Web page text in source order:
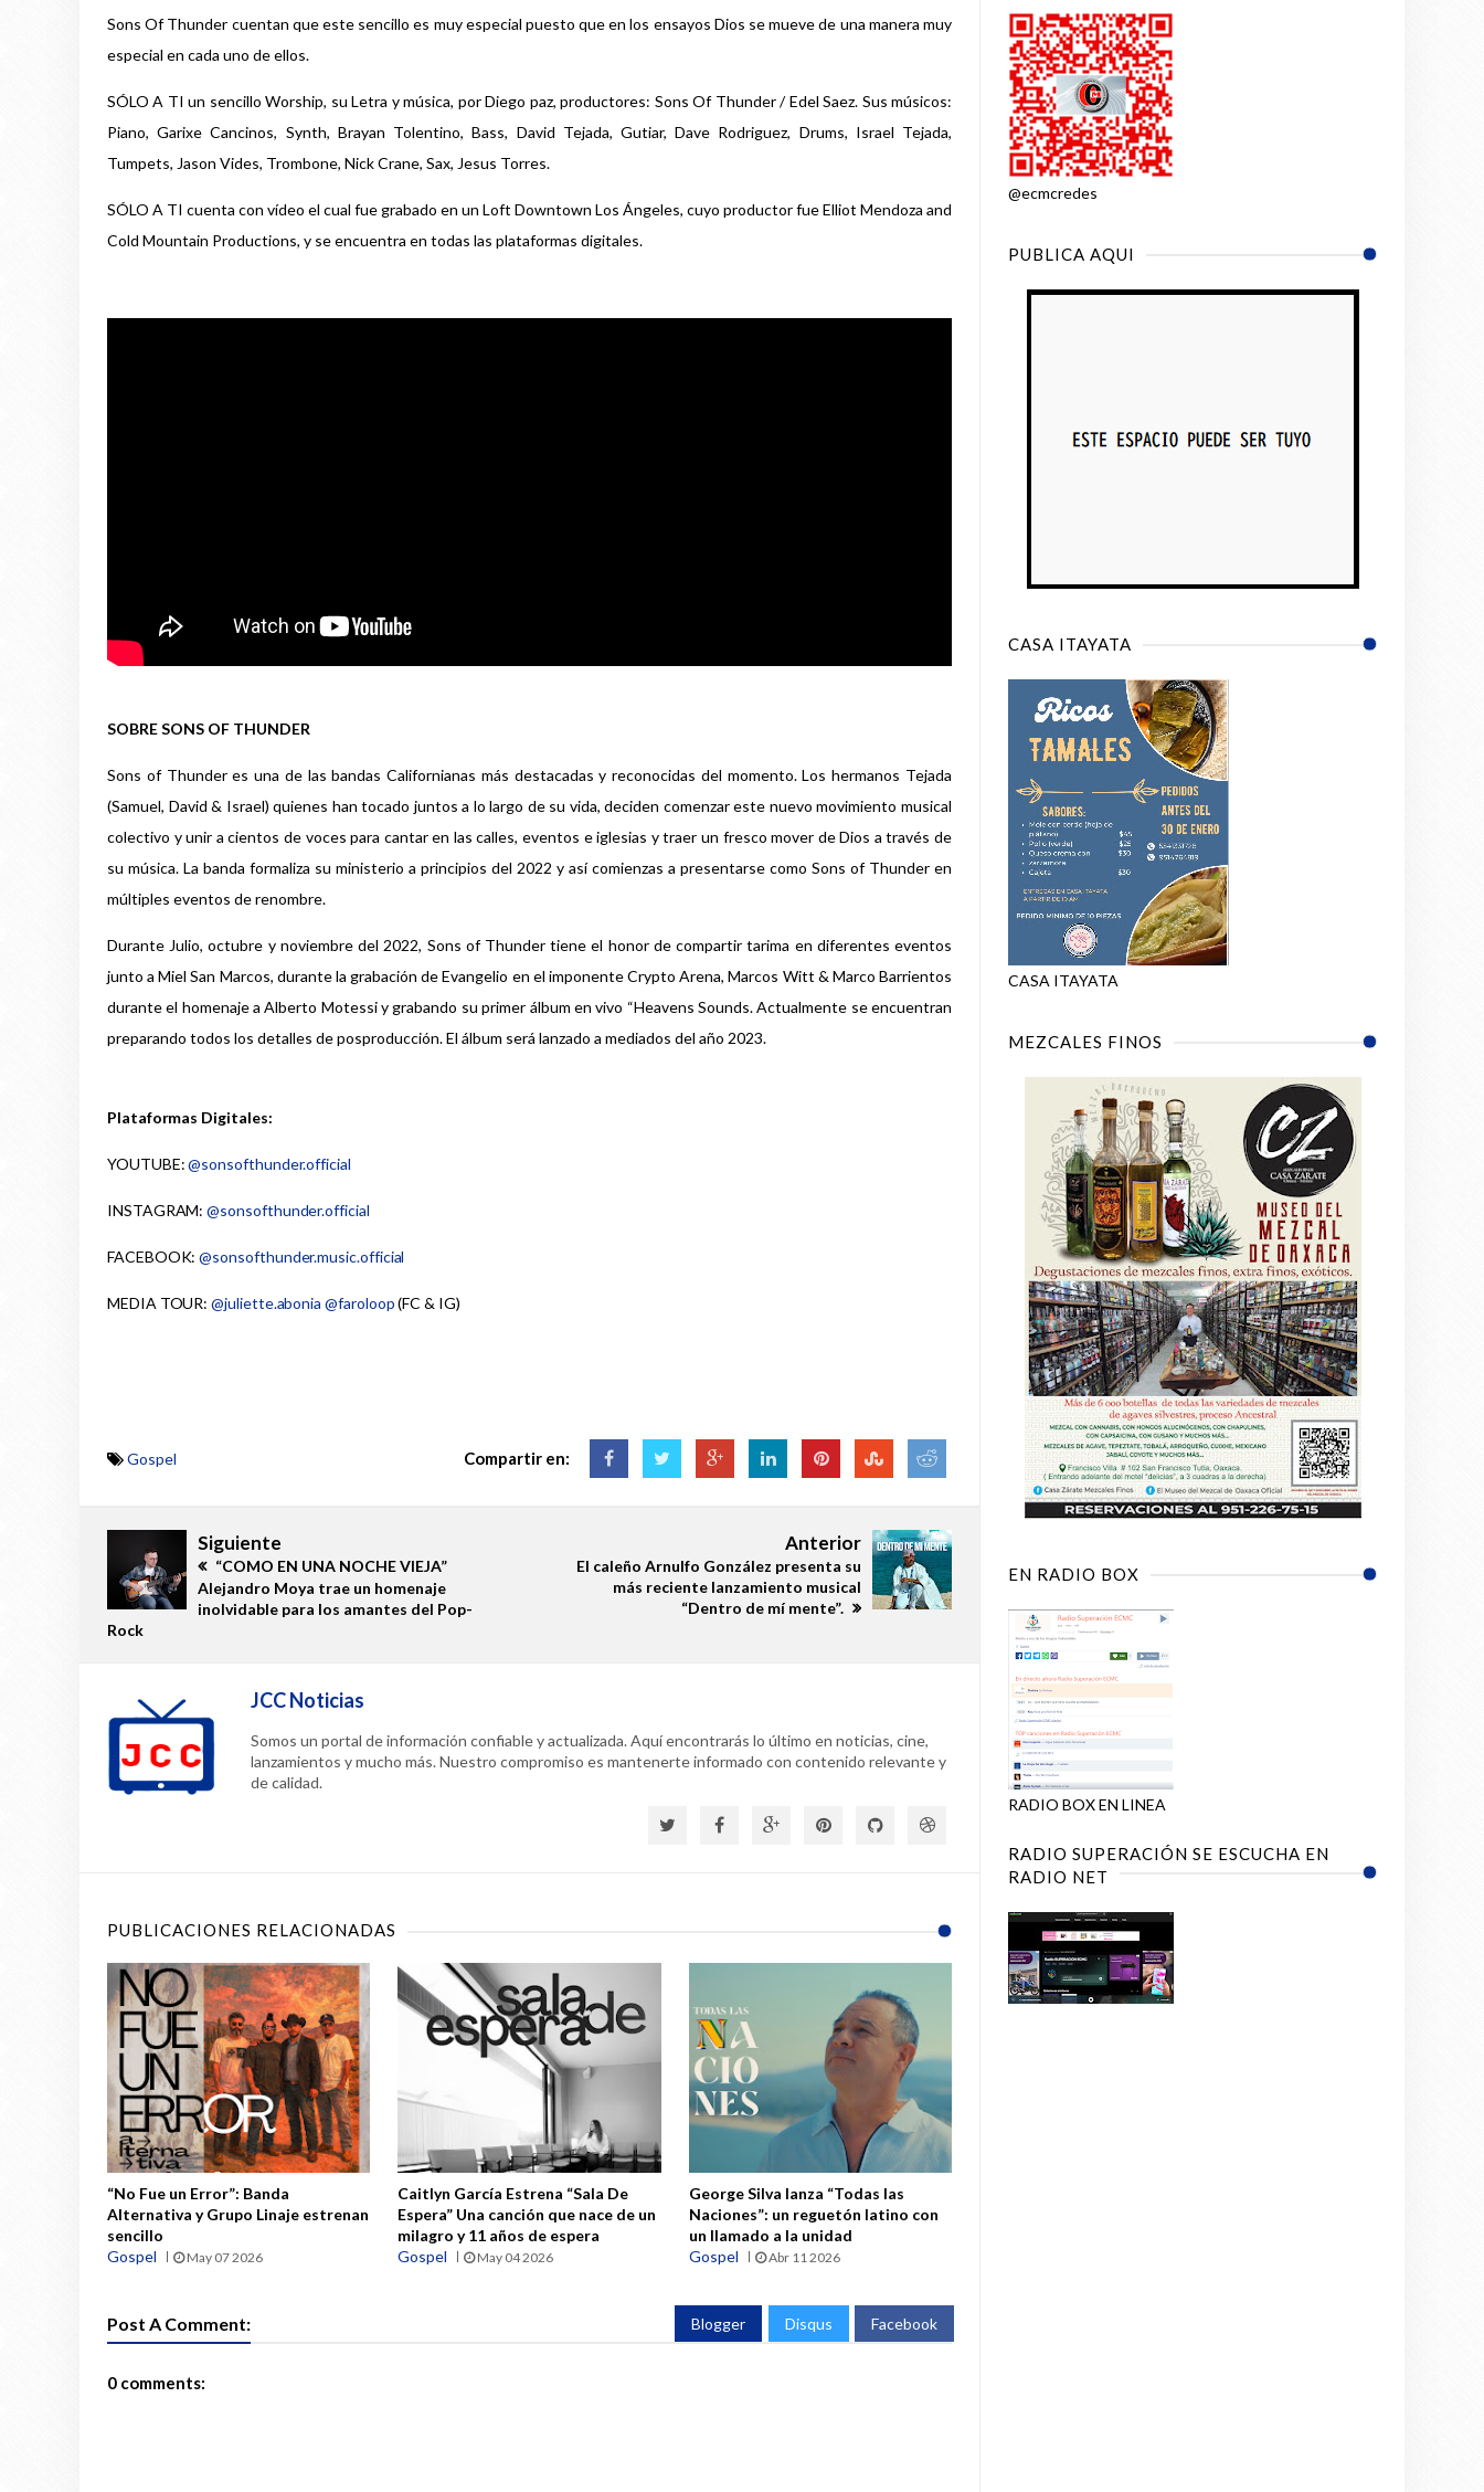
Sons Of Thunder cuentan que este sencillo es muy especial puesto que en los ensayos Dios se mueve de una manera muy
especial en cada uno de ellos.
SÓLO A TI un sencillo Worship, su Letra y música, por Diego paz, productores: Sons Of Thunder / Edel Saez. Sus músicos:
Piano, Garixe Cancinos, Synth, Brayan Tolentino, Bass, David Tejada, Gutiar, Dave Rodriguez, Drums, Israel Tejada,
Tumpets, Jason Vides, Trombone, Nick Crane, Sax, Jesus Torres.
SÓLO A TI cuenta con vídeo el cual fue grabado en un Loft Downtown Los Ángeles, cuyo productor fue Elliot Mendoza and
Cold Mountain Productions, y se encuentra en todas las plataformas digitales.
SOBRE SONS OF THUNDER
Sons of Thunder es una de las bandas Californianas más destacadas y reconocidas del momento. Los hermanos Tejada
(Samuel, David & Israel) quienes han tocado juntos a lo largo de su vida, deciden comenzar este nuevo movimiento musical
colectivo y unir a cientos de voces para cantar en las calles, eventos e iglesias y traer un fresco mover de Dios a través de
su música. La banda formaliza su ministerio a principios del 2022 y así comienzas a presentarse como Sons of Thunder en
múltiples eventos de renombre.
Durante Julio, octubre y noviembre del 2022, Sons of Thunder tiene el honor de compartir tarima en diferentes eventos
junto a Miel San Marcos, durante la grabación de Evangelio en el imponente Crypto Arena, Marcos Witt & Marco Barrientos
durante el homenaje a Alberto Motessi y grabando su primer álbum en vivo “Heavens Sounds. Actualmente se encuentran
preparando todos los detalles de posproducción. El álbum será lanzado a mediados del año 2023.
Plataformas Digitales:
YOUTUBE:@sonsofthunder.official
INSTAGRAM:@sonsofthunder.official
FACEBOOK:@sonsofthunder.music.official
MEDIA TOUR:@juliette.abonia @faroloop(FC & IG)
Gospel Compartir en:
Siguiente
“COMO EN UNA NOCHE VIEJA”
Alejandro Moya trae un homenaje
inolvidable para los amantes del Pop-
Rock
Anterior
El caleño Arnulfo González presenta su
más reciente lanzamiento musical
“Dentro de mí mente”.
JCC Noticias
Somos un portal de información confiable y actualizada. Aquí encontrarás lo último en noticias, cine,
lanzamientos y mucho más. Nuestro compromiso es mantenerte informado con contenido relevante y
de calidad.
PUBLICACIONES RELACIONADAS
“No Fue un Error”: Banda
Alternativa y Grupo Linaje estrenan
sencillo
Gospel
May 07 2026
Caitlyn García Estrena “Sala De
Espera” Una canción que nace de un
milagro y 11 años de espera
Gospel
May 04 2026
George Silva lanza “Todas las
Naciones”: un reguetón latino con
un llamado a la unidad
Gospel
Abr 11 2026
Post A Comment: Blogger Disqus Facebook
0 comments:
@ecmcredes
PUBLICA AQUI
CASA ITAYATA
CASA ITAYATA
MEZCALES FINOS
EN RADIO BOX
RADIO BOX EN LINEA
RADIO SUPERACIÓN SE ESCUCHA EN
RADIO NET